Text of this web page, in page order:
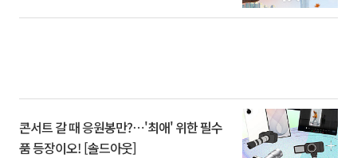
콘서트 갈 때 응원봉만?⋯'최애' 위한 필수
품 등장이오! [솔드아웃]